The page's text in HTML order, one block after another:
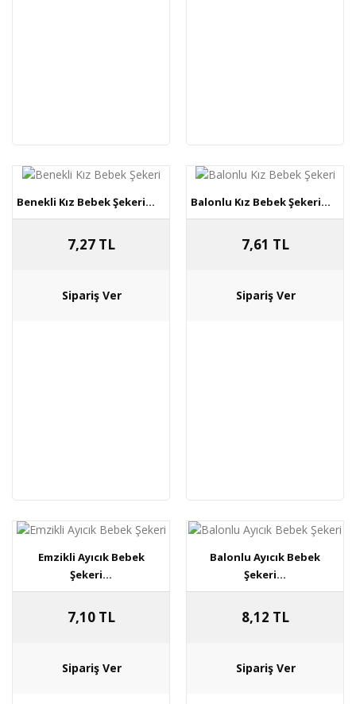
Benekli Kız Bebek Şekeri...
7,27 TL
Balonlu Kız Bebek Şekeri...
7,61 TL
Emzikli Ayıcık Bebek
Şekeri...
7,10 TL
Balonlu Ayıcık Bebek
Şekeri...
8,12 TL